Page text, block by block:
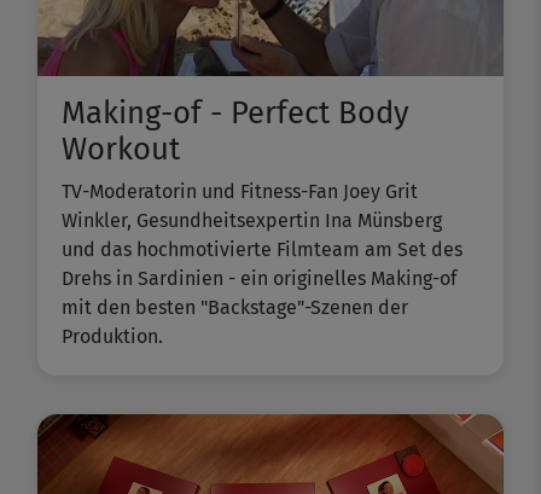
Making-of - Perfect Body
Workout
TV-Moderatorin und Fitness-Fan Joey Grit
Winkler, Gesundheitsexpertin Ina Münsberg
und das hochmotivierte Filmteam am Set des
Drehs in Sardinien - ein originelles Making-of
mit den besten "Backstage"-Szenen der
Produktion.